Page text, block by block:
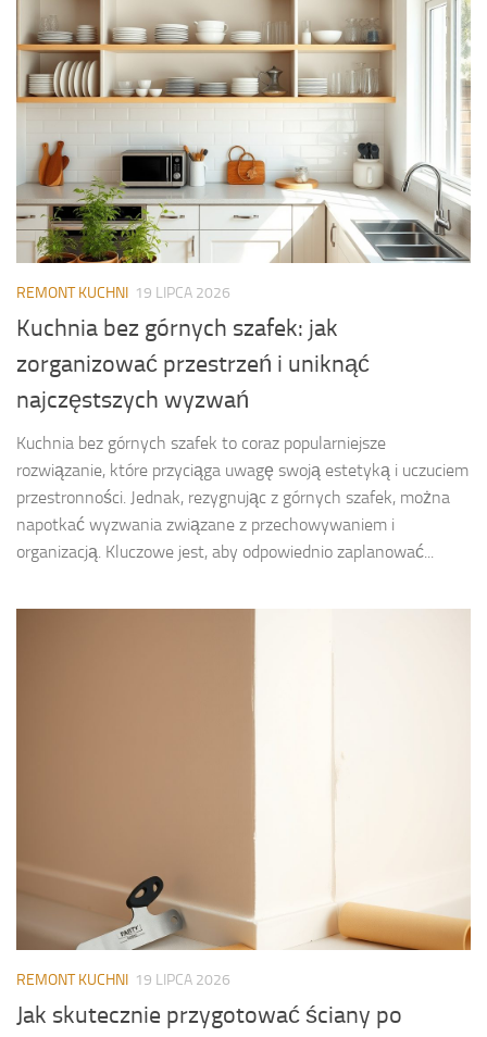
REMONT KUCHNI 19 LIPCA 2026
Kuchnia bez górnych szafek: jak
zorganizować przestrzeń i uniknąć
najczęstszych wyzwań
Kuchnia bez górnych szafek to coraz popularniejsze
rozwiązanie, które przyciąga uwagę swoją estetyką i uczuciem
przestronności. Jednak, rezygnując z górnych szafek, można
napotkać wyzwania związane z przechowywaniem i
organizacją. Kluczowe jest, aby odpowiednio zaplanować...
REMONT KUCHNI 19 LIPCA 2026
Jak skutecznie przygotować ściany po